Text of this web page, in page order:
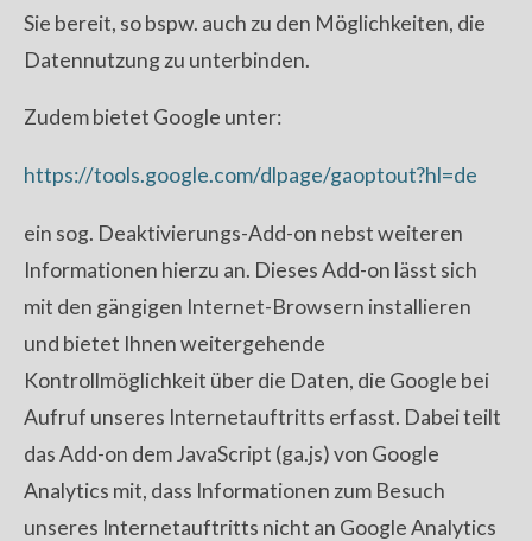
Sie bereit, so bspw. auch zu den Möglichkeiten, die
Datennutzung zu unterbinden.
Zudem bietet Google unter:
https://tools.google.com/dlpage/gaoptout?hl=de
ein sog. Deaktivierungs-Add-on nebst weiteren
Informationen hierzu an. Dieses Add-on lässt sich
mit den gängigen Internet-Browsern installieren
und bietet Ihnen weitergehende
Kontrollmöglichkeit über die Daten, die Google bei
Aufruf unseres Internetauftritts erfasst. Dabei teilt
das Add-on dem JavaScript (ga.js) von Google
Analytics mit, dass Informationen zum Besuch
unseres Internetauftritts nicht an Google Analytics